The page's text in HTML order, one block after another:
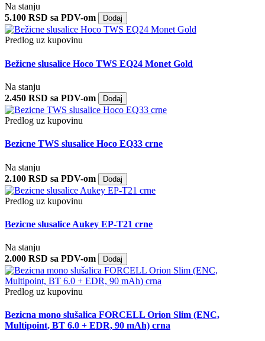
Na stanju
5.100 RSD sa PDV-om
Dodaj
Predlog uz kupovinu
Bežicne slusalice Hoco TWS EQ24 Monet Gold
Na stanju
2.450 RSD sa PDV-om
Dodaj
Predlog uz kupovinu
Bezicne TWS slusalice Hoco EQ33 crne
Na stanju
2.100 RSD sa PDV-om
Dodaj
Predlog uz kupovinu
Bezicne slusalice Aukey EP-T21 crne
Na stanju
2.000 RSD sa PDV-om
Dodaj
Predlog uz kupovinu
Bezicna mono slušalica FORCELL Orion Slim (ENC,
Multipoint, BT 6.0 + EDR, 90 mAh) crna